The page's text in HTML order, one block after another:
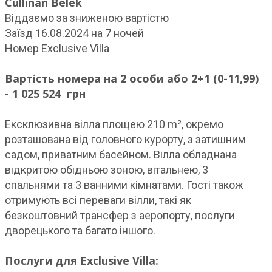
Віддаємо за зниженою вартістю
Заїзд 16.08.2024 на 7 ночей
Номер Exclusive Villa
Вартість номера на 2 особи або 2+1 (0-11,99)
- 1 025 524 грн
Ексклюзивна вілла площею 210 m², окремо
розташована від головного курорту, з затишним
садом, приватним басейном. Вілла обладнана
відкритою обідньою зоною, вітальнею, 3
спальнями та 3 ванними кімнатами. Гості також
отримують всі переваги вілли, такі як
безкоштовний трансфер з аеропорту, послуги
дворецького та багато іншого.
Послуги для Exclusive Villa: